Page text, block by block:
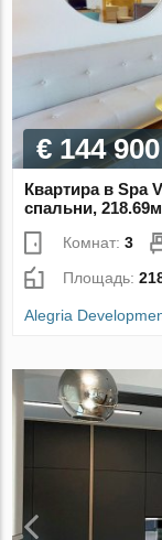
€ 144 900
Квартира в Spa
спальни,
Комнат:3
Площадь:
Alegria